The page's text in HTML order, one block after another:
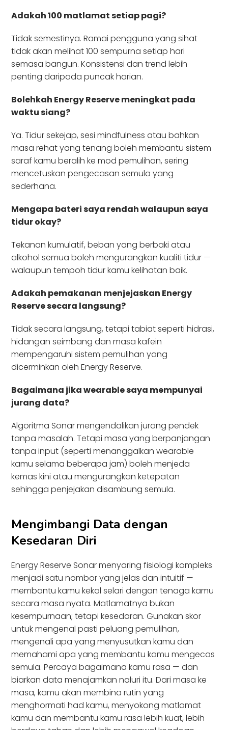
Adakah 100 matlamat setiap pagi?
Tidak semestinya. Ramai pengguna yang sihat
tidak akan melihat 100 sempurna setiap hari
semasa bangun. Konsistensi dan trend lebih
penting daripada puncak harian.
Bolehkah Energy Reserve meningkat pada
waktu siang?
Ya. Tidur sekejap, sesi mindfulness atau bahkan
masa rehat yang tenang boleh membantu sistem
saraf kamu beralih ke mod pemulihan, sering
mencetuskan pengecasan semula yang
sederhana.
Mengapa bateri saya rendah walaupun saya
tidur okay?
Tekanan kumulatif, beban yang berbaki atau
alkohol semua boleh mengurangkan kualiti tidur —
walaupun tempoh tidur kamu kelihatan baik.
Adakah pemakanan menjejaskan Energy
Reserve secara langsung?
Tidak secara langsung, tetapi tabiat seperti hidrasi,
hidangan seimbang dan masa kafein
mempengaruhi sistem pemulihan yang
dicerminkan oleh Energy Reserve.
Bagaimana jika wearable saya mempunyai
jurang data?
Algoritma Sonar mengendalikan jurang pendek
tanpa masalah. Tetapi masa yang berpanjangan
tanpa input (seperti menanggalkan wearable
kamu selama beberapa jam) boleh menjeda
kemas kini atau mengurangkan ketepatan
sehingga penjejakan disambung semula.
Mengimbangi Data dengan
Kesedaran Diri
Energy Reserve Sonar menyaring fisiologi kompleks
menjadi satu nombor yang jelas dan intuitif —
membantu kamu kekal selari dengan tenaga kamu
secara masa nyata. Matlamatnya bukan
kesempurnaan; tetapi kesedaran. Gunakan skor
untuk mengenal pasti peluang pemulihan,
mengenali apa yang menyusutkan kamu dan
memahami apa yang membantu kamu mengecas
semula. Percaya bagaimana kamu rasa — dan
biarkan data menajamkan naluri itu. Dari masa ke
masa, kamu akan membina rutin yang
menghormati had kamu, menyokong matlamat
kamu dan membantu kamu rasa lebih kuat, lebih